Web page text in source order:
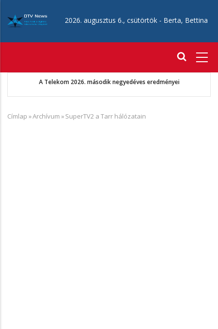
tartalomra
2026. augusztus 6., csütörtök - Berta, Bettina
A Telekom 2026. második negyedéves eredményei
Morzsa
Címlap »Archívum »SuperTV2 a Tarr hálózatain